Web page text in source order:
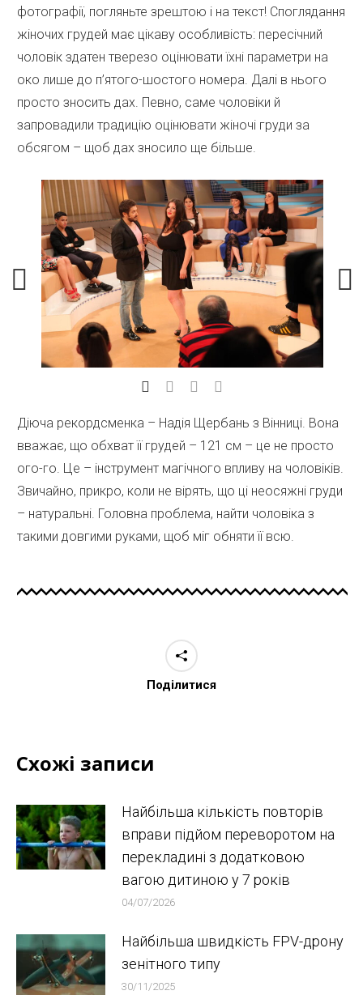
фотографії, погляньте зрештою і на текст! Споглядання
жіночих грудей має цікаву особливість: пересічний
чоловік здатен тверезо оцінювати їхні параметри на
око лише до п’ятого-шостого номера. Далі в нього
просто зносить дах. Певно, саме чоловіки й
запровадили традицію оцінювати жіночі груди за
обсягом – щоб дах зносило ще більше.
Діюча рекордсменка – Надія Щербань з Вінниці. Вона
вважає, що обхват її грудей – 121 см – це не просто
ого-го. Це – інструмент магічного впливу на чоловіків.
Звичайно, прикро, коли не вірять, що ці неосяжні груди
– натуральні. Головна проблема, найти чоловіка з
такими довгими руками, щоб міг обняти її всю.
Поділитися
Схожі записи
Найбільша кількість повторів
вправи підйом переворотом на
перекладині з додатковою
вагою дитиною у 7 років
04/07/2026
Найбільша швидкість FPV-дрону
зенітного типу
30/11/2025